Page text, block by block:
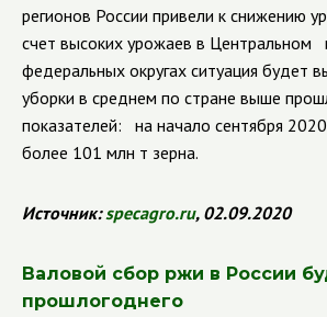
регионов России привели к снижению
счет высоких урожаев в
федеральных округах ситуация будет
уборки в среднем по стране выше
показателей: на начало сентября
более 101 млн т зерна.
Источник: specagro.ru, 02.09.2020
Валовой сбор ржи в России
прошлогоднего